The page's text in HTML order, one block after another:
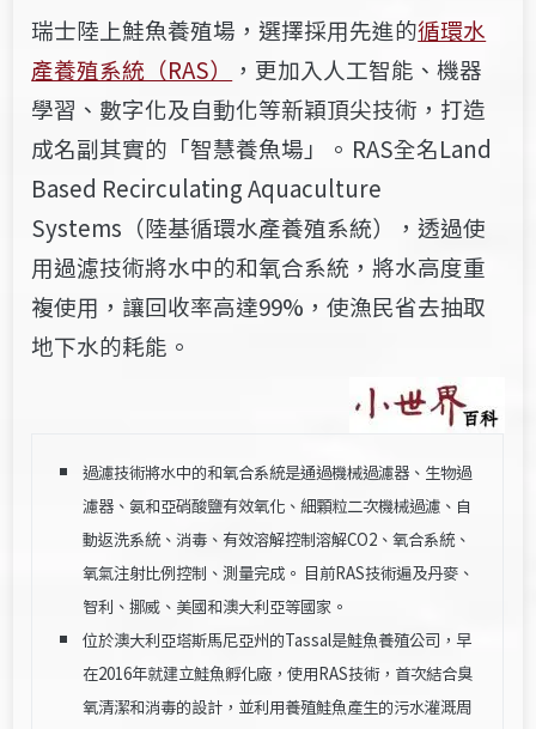
瑞士陸上鮭魚養殖場，選擇採用先進的循環水
產養殖系統（RAS）
，更加入人工智能、機器
學習、數字化及自動化等新穎頂尖技術，打造
成名副其實的「智慧養魚場」。 RAS全名Land
Based Recirculating Aquaculture
Systems（陸基循環水產養殖系統），透過使
用過濾技術將水中的和氧合系統，將水高度重
複使用，讓回收率高達99%，使漁民省去抽取
地下水的耗能。
過濾技術將水中的和氧合系統是通過機械過濾器、生物過
濾器、氨和亞硝酸鹽有效氧化、細顆粒二次機械過濾、自
動返洗系統、消毒、有效溶解控制溶解CO2、氧合系統、
氧氣注射比例控制、測量完成。 目前RAS技術遍及丹麥、
智利、挪威、美國和澳大利亞等國家。
位於澳大利亞塔斯馬尼亞州的Tassal是鮭魚養殖公司，早
在2016年就建立鮭魚孵化廠，使用RAS技術，首次結合臭
氧清潔和消毒的設計，並利用養殖鮭魚產生的污水灌溉周